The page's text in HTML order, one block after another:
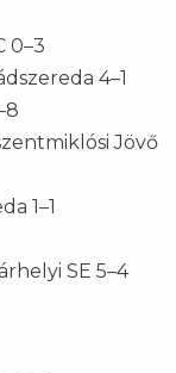
0–3
4–1
Jövő
1–1
SE 5–4